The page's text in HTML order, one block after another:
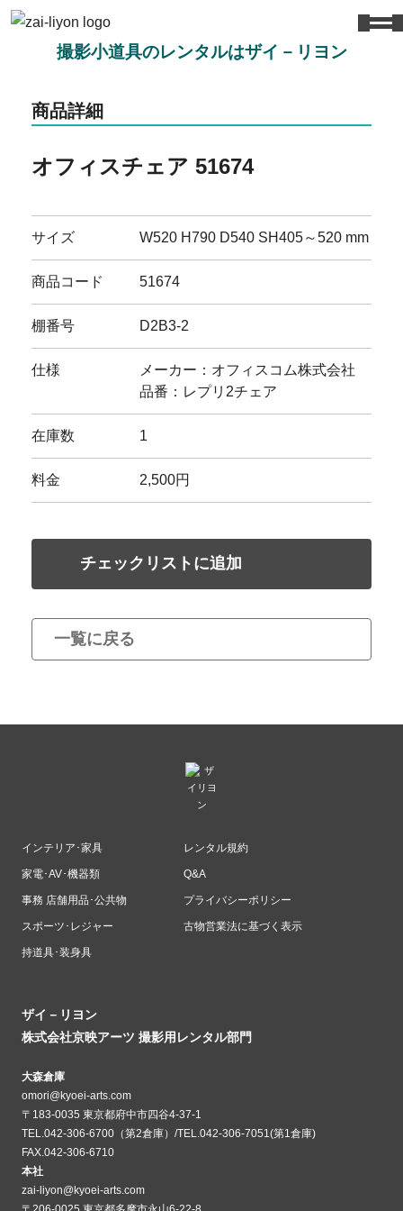
撮影小道具のレンタルはザイ－リヨン
商品詳細
オフィスチェア 51674
サイズ W520 H790 D540 SH405～520 mm
商品コード 51674
棚番号 D2B3-2
仕様
メーカー：オフィスコム株式会社
品番：レプリ2チェア
在庫数 1
料金 2,500円
チェックリストに追加
一覧に戻る
インテリア･家具
家電･AV･機器類
事務 店舗用品･公共物
スポーツ･レジャー
持道具･装身具
レンタル規約
Q&A
プライバシーポリシー
古物営業法に基づく表示
ザイ－リヨン
株式会社京映アーツ 撮影用レンタル部門
大森倉庫
omori@kyoei-arts.com
〒183-0035 東京都府中市四谷4-37-1
TEL.042-306-6700（第2倉庫）/TEL.042-306-7051(第1倉庫)
FAX.042-306-6710
本社
zai-liyon@kyoei-arts.com